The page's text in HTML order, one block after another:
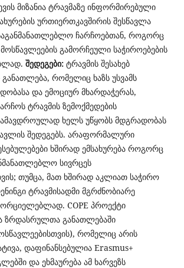
მიზანია ტრავმაზე ინფორმირებული
ურთიერთკავშირის შესწავლა
ჩარჩოებთან, როგორც
გამორჩეული საჭიროებების
შედეგები: ტრავმის შესახებ
რომელიც ხაზს უსვამს
და ემოციურ მხარდაჭერას,
ტრავმის ზემოქმედების
ხელს უწყობს მდგრადობას
შედეგებს. არაფორმალური
ხშირად ემსახურება როგორც
სივრცეს
თუმცა, მათ ხშირად აკლიათ საჭირო
ტრავმისადმი მგრძნობიარე
COPE პროექტი
ზრდასრულთა განათლებაში
რომელიც არის
დაფინანსებულია Erasmus+
და ეხმაურება ამ ხარვეზს